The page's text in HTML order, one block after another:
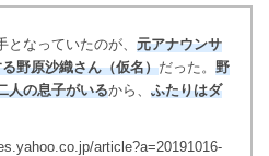
なっていたのが、 元アナウンサ
野原沙織さん（仮名）だった。 野
人の息子がいるから、 ふたりはダ
article?a=20191016-